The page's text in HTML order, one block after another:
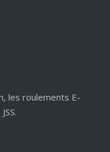
les roulements E-